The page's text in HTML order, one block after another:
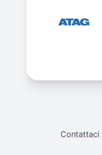
Contattaci